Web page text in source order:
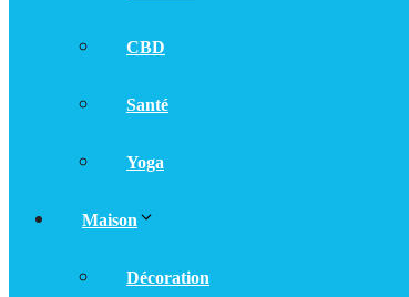
CBD
Santé
Yoga
Maison
Décoration